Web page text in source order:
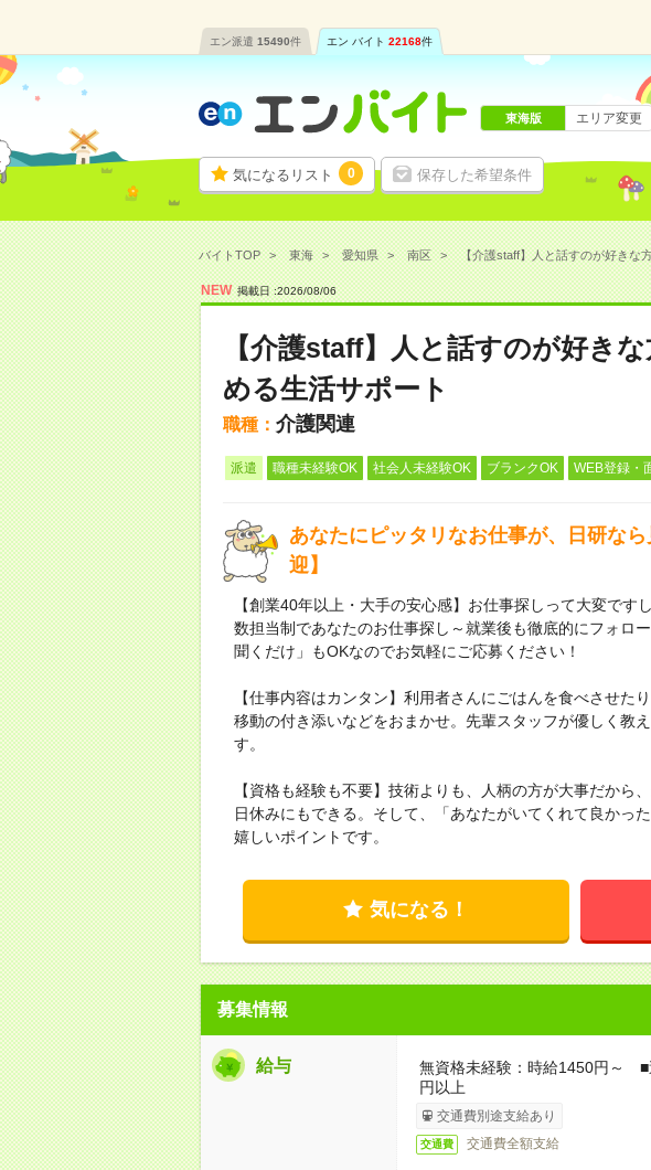
エン派遣 15490件 エン バイト 22168件
気になるリスト 0 保存した希望条件
東海版 エリア変更
バイトTOP 東海 愛知県 南区 【介護staff】人と話すのが好きな
NEW 掲載日 :2026/08/06
【介護staff】人と話すのが好き
める生活サポート
職種： 介護関連
派遣 職種未経験OK 社会人未経験OK ブランクOK WEB登録・
あなたにピッタリなお仕事が、日研な
迎】
【創業40年以上・大手の安心感】お仕事探しって大変です
数担当制であなたのお仕事探し～就業後も徹底的にフォロ
聞くだけ」もOKなのでお気軽にご応募ください！
【仕事内容はカンタン】利用者さんにごはんを食べさせた
移動の付き添いなどをおまかせ。先輩スタッフが優しく教
す。
【資格も経験も不要】技術よりも、人柄の方が大事だから
日休みにもできる。そして、「あなたがいてくれて良かっ
嬉しいポイントです。
気になる！
募集情報
給与
無資格未経験：時給1450円～
円以上
交通費別途支給あり
交通費 交通費全額支給